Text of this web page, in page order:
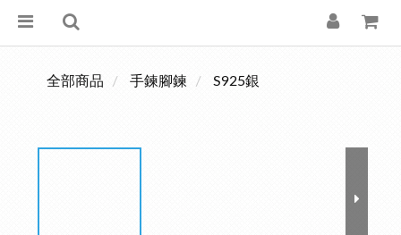
全部商品 手鍊腳鍊 S925銀